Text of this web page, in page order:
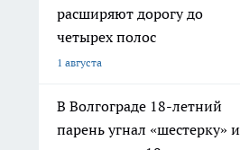
расширяют дорогу до
четырех полос
1 августа
В Волгограде 18-летний
парень угнал «шестерку» и